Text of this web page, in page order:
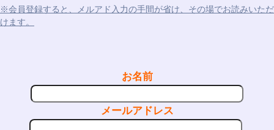
※会員登録すると、メルアド入力の手間が省け、その場でお読みいただ
けます。
お名前
メールアドレス